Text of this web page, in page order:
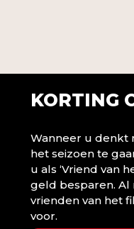
KORTING
Wanneer u denkt
het seizoen te
u als ‘Vriend van
geld besparen. Al
vrienden van het
voor.